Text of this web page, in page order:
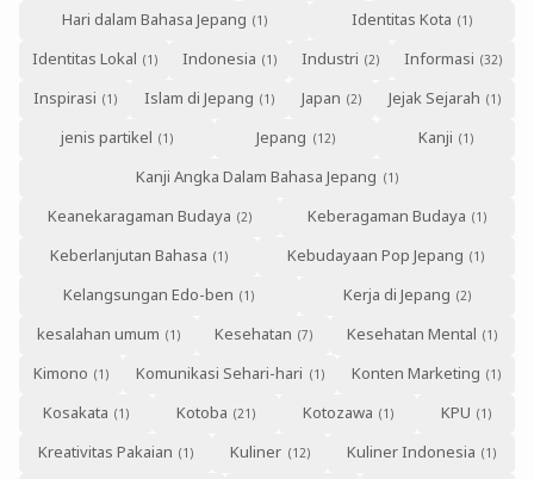
Hari dalam Bahasa Jepang
Identitas Kota
Identitas Lokal
Indonesia Industri
Informasi
Inspirasi
Islam di Jepang Japan
Jejak Sejarah
jenis partikel
Jepang
Kanji
Kanji Angka Dalam Bahasa Jepang
Keanekaragaman Budaya
Keberagaman Budaya
Keberlanjutan Bahasa
Kebudayaan Pop Jepang
Kelangsungan Edo-ben
Kerja di Jepang
kesalahan umum
Kesehatan
Kesehatan Mental
Kimono
Komunikasi Sehari-hari
Konten Marketing
Kosakata
Kotoba Kotozawa
KPU
Kreativitas Pakaian
Kuliner
Kuliner Indonesia